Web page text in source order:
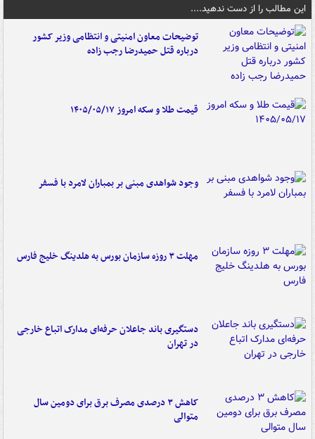
این مطالب را از دست ندهید....
توضیحات معاون امنیتی و انتظامی وزیر کشور
درباره قتل حمیدرضا رجب زاده
قیمت طلا و سکه امروز ۱۴۰۵/۰۵/۱۷
وجود شواهدی مبنی بر بمباران لامرد با فسفر
مهلت ۳ روزه سازمان بورس به هلدینگ خلیج فارس
دستگیری باند جاعلان حرفه‌ای مدارک اتباع خارجی
در تهران
کاهش ۳ درصدی مصرف برق برای دومین سال
متوالی